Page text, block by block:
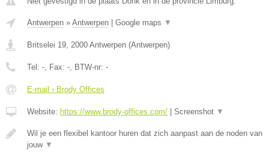
Antwerpen » Antwerpen Google maps ▼
Britselei 19, 2000 Antwerpen (Antwerpen)
Tel: -, Fax: -, BTW-nr: -
E-mail › Brody Offices
Website: https://www.brody-offices.com/ Screenshot ▼
Wil je een flexibel kantoor huren dat zich aanpast aan de noden van
jouw ▼